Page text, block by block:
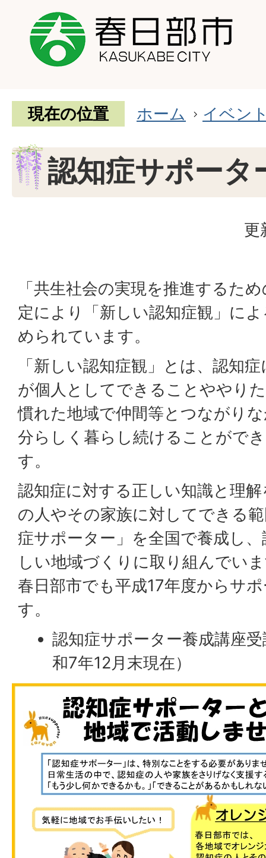
現在の位置 ホーム イベン
認知症サポータ
更
「共生社会の実現を推進するた
定により「新しい認知症観」に
められています。
「新しい認知症観」とは、認知
が個人としてできることややり
慣れた地域で仲間等とつながり
分らしく暮らし続けることがで
す。
認知症に対する正しい知識と理
の人やその家族に対してできる
症サポーター」を全国で養成し
しい地域づくりに取り組んでい
春日部市でも平成17年度からサ
す。
認知症サポーター養成講座
和7年12月末現在）